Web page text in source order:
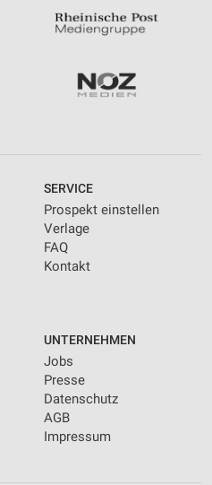
SERVICE
Prospekt einstellen
Verlage
FAQ
Kontakt
UNTERNEHMEN
Jobs
Presse
Datenschutz
AGB
Impressum